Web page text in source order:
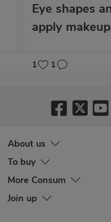
Eye shapes
apply
1 1
About us
To buy
More Consum
Join up